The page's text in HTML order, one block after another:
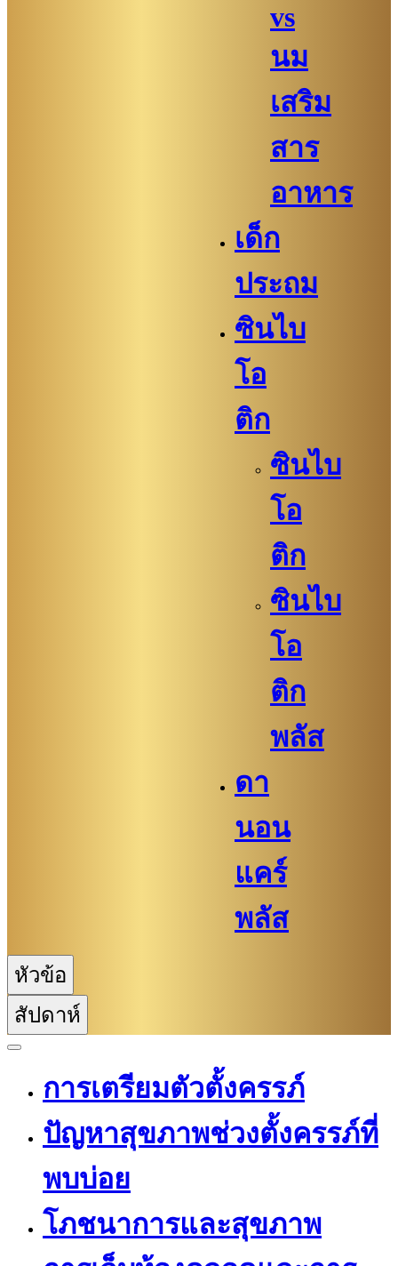
vs
นม
เสริม
สาร
อาหาร
เด็ก
ประถม
ซินไบ
โอ
ติก
ซินไบ
โอ
ติก
ซินไบ
โอ
ติก
พลัส
ดา
นอน
แคร์
พลัส
หัวข้อ
สัปดาห์
การเตรียมตัวตั้งครรภ์
ปัญหาสุขภาพช่วงตั้งครรภ์ที่
พบบ่อย
โภชนาการและสุขภาพ